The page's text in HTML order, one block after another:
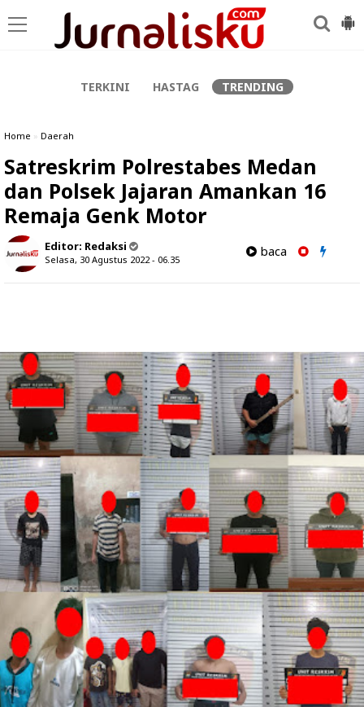
TERKINI HASTAG TRENDING
Home » Daerah
Satreskrim Polrestabes Medan
dan Polsek Jajaran Amankan 16
Remaja Genk Motor
Editor: Redaksi
Selasa, 30 Agustus 2022 - 06.35
baca